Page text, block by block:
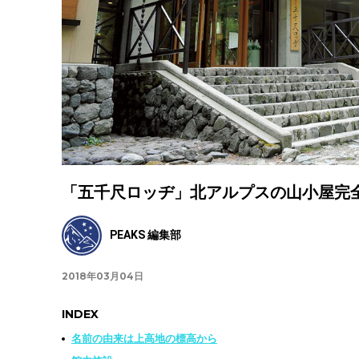
「五千尺ロッヂ」北アルプスの山小屋完
PEAKS 編集部
2018年03月04日
INDEX
名前の由来は上高地の標高から